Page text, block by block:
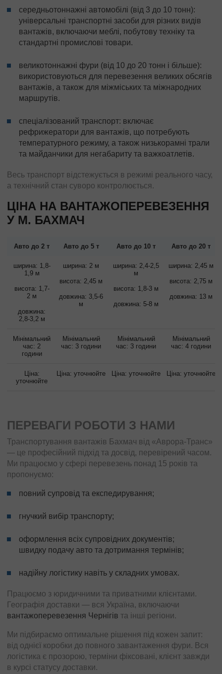
середньотоннажні автомобілі (від 3 до 10 тонн):
універсальні транспортні засоби для різних видів
вантажів, включаючи меблі, побутову техніку та
стандартні промислові товари.
великотоннажні фури (від 10 до 20 тонн і більше):
використовуються для перевезення великих обсягів
вантажів, а також для міжміських та міжнародних
маршрутів.
спеціалізований транспорт: включає
рефрижератори для вантажів, що потребують
температурного режиму, а також низькорамні трали
та майданчики для негабариту та важкоатлетів.
Весь транспорт відстежується в режимі реального часу,
а технічний стан суворо контролюється.
ЦІНА НА ВАНТАЖОПЕРЕВЕЗЕННЯ
У М. БАХМАЧ
Авто до 2 т Авто до 5 т Авто до 10 т Авто до 20 т
ширина: 1,8-
1,9 м
висота: 1,7-
2 м
довжина:
2,8-3,2 м
ширина: 2 м
висота: 2,45 м
довжина: 3,5-6
м
ширина: 2,4-2,5
м
висота: 1,8-3 м
довжина: 5-8 м
ширина: 2,45 м
висота: 2,75 м
довжина: 13 м
Мінімальний
час: 2
години
Мінімальний
час: 3 години
Мінімальний
час: 3 години
Мінімальний
час: 4 години
Ціна:
уточнюйте
Ціна: уточнюйте Ціна: уточнюйте Ціна: уточнюйте
ПЕРЕВАГИ РОБОТИ З НАМИ
Транспортування вантажів Бахмач від «Аврора-Транс»
— це професійний підхід та досвід, перевірений часом.
Ми працюємо у сфері перевезень понад 15 років та
пропонуємо:
повний супровід та експедирування;
гнучкий вибір транспорту;
оформлення всіх супровідних документів;
швидку подачу авто та дотримання термінів;
надійну логістику навіть у складних умовах.
Працюємо з юридичними та приватними клієнтами.
Географія доставки — вся Україна, включаючи
вантажоперевезення Чернігів та інші регіони.
Ми підбираємо оптимальне рішення під кожен запит:
від однієї коробки до повного завантаження фури. Вся
логістика є прозорою, терміни фіксовані, клієнт завжди
в курсі статусу доставки.